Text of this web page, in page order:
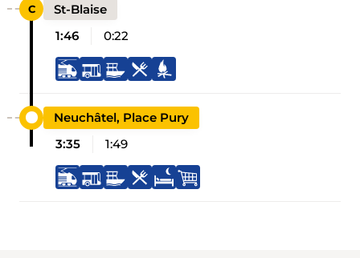
St-Blaise
1:46
0:22
Neuchâtel, Place Pury
3:35
1:49